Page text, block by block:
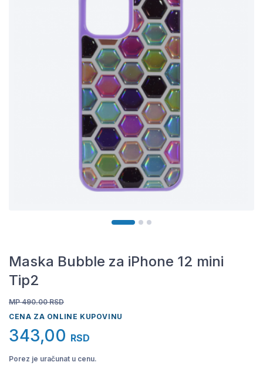
Maska Bubble za iPhone 12 mini
Tip2
MP 490.00 RSD
CENA ZA ONLINE KUPOVINU
343,00 RSD
Porez je uračunat u cenu.